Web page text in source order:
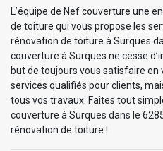
L’équipe de Nef couverture une
de toiture qui vous propose les
rénovation de toiture à Surques
couverture à Surques ne cesse
but de toujours vous satisfaire
services qualifiés pour clients,
tous vos travaux. Faites tout
couverture à Surques dans le
rénovation de toiture !